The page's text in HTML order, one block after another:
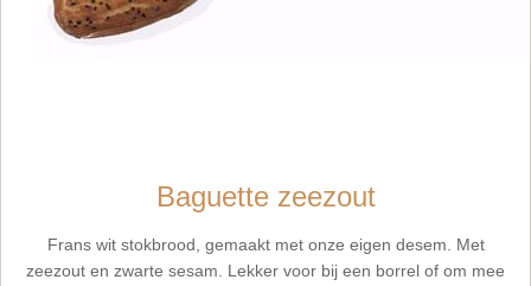
Baguette zeezout
Frans wit stokbrood, gemaakt met onze eigen desem. Met
zeezout en zwarte sesam. Lekker voor bij een borrel of om mee